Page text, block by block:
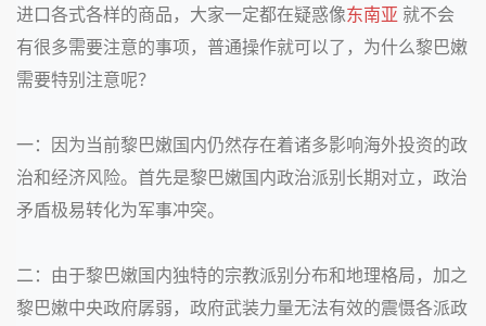
进口各式各样的商品，大家一定都在疑惑像东南亚 就不会
有很多需要注意的事项，普通操作就可以了，为什么黎巴嫩
需要特别注意呢？
一：因为当前黎巴嫩国内仍然存在着诸多影响海外投资的政
治和经济风险。首先是黎巴嫩国内政治派别长期对立，政治
矛盾极易转化为军事冲突。
二：由于黎巴嫩国内独特的宗教派别分布和地理格局，加之
黎巴嫩中央政府孱弱，政府武装力量无法有效的震慑各派政